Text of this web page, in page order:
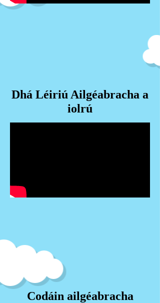
Dhá Léiriú Ailgéabracha a
iolrú
Codáin ailgéabracha